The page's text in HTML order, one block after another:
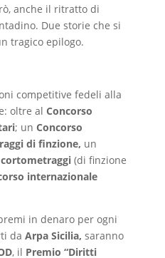
anche il ritratto di
Due storie che si
tragico epilogo.
competitive fedeli alla
oltre al Concorso
; un Concorso
di finzione, un
(di finzione
internazionale
in denaro per ogni
da Arpa Sicilia, saranno
, il Premio “Diritti